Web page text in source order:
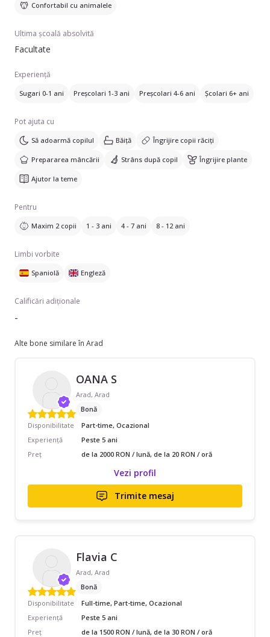
Confortabil cu animalele
Ultima școală absolvită
Facultate
Experiență
Sugari 0-1 ani Preșcolari 1-3 ani Preșcolari 4-6 ani Școlari 6+ ani
Pot ajuta cu
Să adoarmă copilul Băiță Îngrijire copii răciți
Prepararea mâncării Strâns după copil Îngrijire plante
Ajutor la teme
Pentru
Maxim 2 copii 1 - 3 ani 4 - 7 ani 8 - 12 ani
Limbi vorbite
Spaniolă Engleză
Calificări adiționale
-
Alte bone similare în Arad
OANA S
Arad, Arad
Bonă
Disponibilitate
Part-time, Ocazional
Experiență
Peste 5 ani
Preț
de la 2000 RON / lună, de la 20 RON / oră
Vezi profil
Trimite mesaj
Flavia C
Arad, Arad
Bonă
Disponibilitate
Full-time, Part-time, Ocazional
Experiență
Peste 5 ani
Preț
de la 1500 RON / lună, de la 30 RON / oră